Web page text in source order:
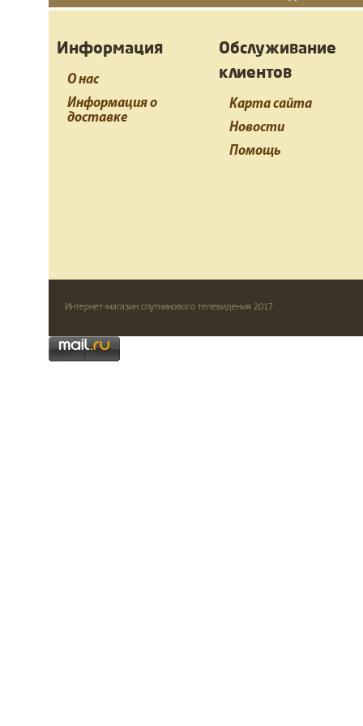
Информация
О нас
Информация о
доставке
Обслуживание
клиентов
Карта сайта
Новости
Помощь
Интернет-магазин спутникового телевидения 2017